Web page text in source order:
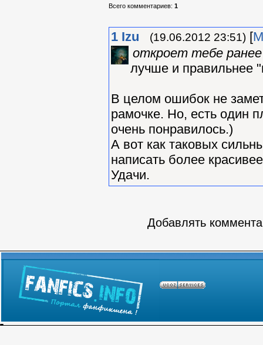
Всего комментариев: 1
1 Izu (19.06.2012 23:51) [
откроет тебе
лучше и правильнее
В целом ошибок не
рамочке. Но, есть один
очень понравилось.)
А вот как таковых
написать более
Удачи.
Добавлять